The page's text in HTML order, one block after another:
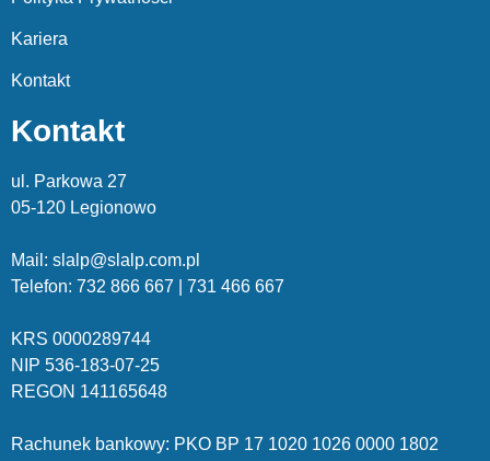
Kariera
Kontakt
Kontakt
ul. Parkowa 27
05-120 Legionowo
Mail: slalp@slalp.com.pl
Telefon: 732 866 667 | 731 466 667
KRS 0000289744
NIP 536-183-07-25
REGON 141165648
Rachunek bankowy: PKO BP 17 1020 1026 0000 1802